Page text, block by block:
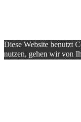
Diese Website benutzt
nutzen, gehen wir von